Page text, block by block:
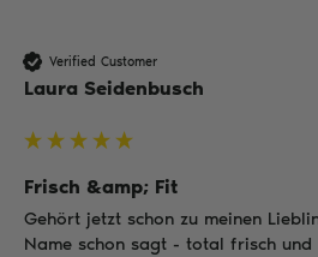
Verified Customer
Laura Seidenbusch
Frisch &amp; Fit
Gehört jetzt schon zu meinen
Name schon sagt - total frisch und